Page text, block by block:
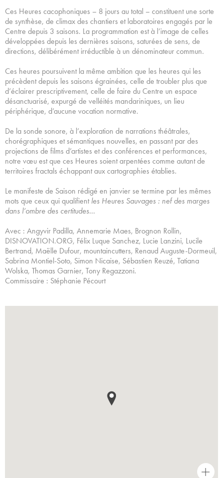
Ces Heures cacophoniques – 8 jours au total – constituent une sorte
de synthèse, de climax des chantiers et laboratoires engagés par le
Centre depuis 3 saisons. La programmation est à l’image de celles
développées depuis les dernières saisons, saturées de sens, de
directions, délibérément irréductible à un dénominateur commun.
Ces heures poursuivent la même ambition que les heures qui les
précèdent depuis les saisons égrainées, celle de troubler plus que
d’éclairer prescriptivement, celle de faire du Centre un espace
désanctuarisé, expurgé de velléités mandariniques, un lieu
périphérique, d’aucune vocation normative.
De la sonde sonore, à l’exploration de narrations théâtrales,
chorégraphiques et sémantiques nouvelles, en passant par des
projections de films d’artistes et des conférences et performances,
notre vœu est que ces Heures soient arpentées comme autant de
territoires fractals échappant aux cartographies établies.
Le manifeste de Saison rédigé en janvier se termine par les mêmes
mots que ceux qui qualifientles Heures Sauvages : nef des marges
dans l’ombre des certitudes…
Avec : Angyvir Padilla, Annemarie Maes, Brognon Rollin,
DISNOVATION.ORG, Félix Luque Sanchez, Lucie Lanzini, Lucile
Bertrand, Maëlle Dufour, mountaincutters, Renaud Auguste-Dormeuil,
Sabrina Montiel-Soto, Simon Nicaise, Sébastien Reuzé, Tatiana
Wolska, Thomas Garnier, Tony Regazzoni.
Commissaire : Stéphanie Pécourt